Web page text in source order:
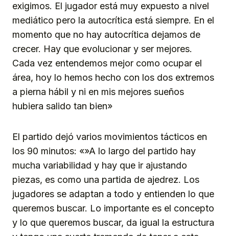
exigimos. El jugador está muy expuesto a nivel
mediático pero la autocrítica está siempre. En el
momento que no hay autocrítica dejamos de
crecer. Hay que evolucionar y ser mejores.
Cada vez entendemos mejor como ocupar el
área, hoy lo hemos hecho con los dos extremos
a pierna hábil y ni en mis mejores sueños
hubiera salido tan bien»
El partido dejó varios movimientos tácticos en
los 90 minutos: «»A lo largo del partido hay
mucha variabilidad y hay que ir ajustando
piezas, es como una partida de ajedrez. Los
jugadores se adaptan a todo y entienden lo que
queremos buscar. Lo importante es el concepto
y lo que queremos buscar, da igual la estructura